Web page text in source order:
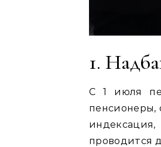
1.
С 1 июля
пенсионеры,
проводится